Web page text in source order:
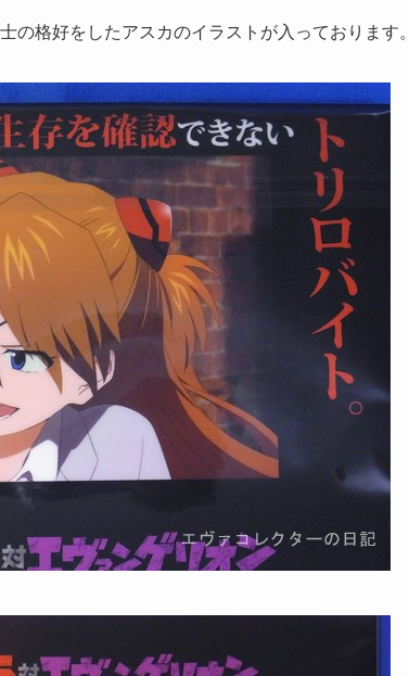
の格好をしたアスカのイラストが入っております。